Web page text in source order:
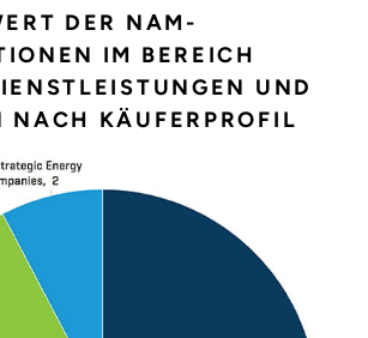
DER NAM-
IM BEREICH
UND
NACH KÄUFERPROFIL